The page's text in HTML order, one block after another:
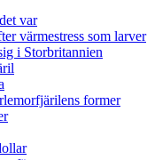
var
värmestress som larver
i Storbritannien
former